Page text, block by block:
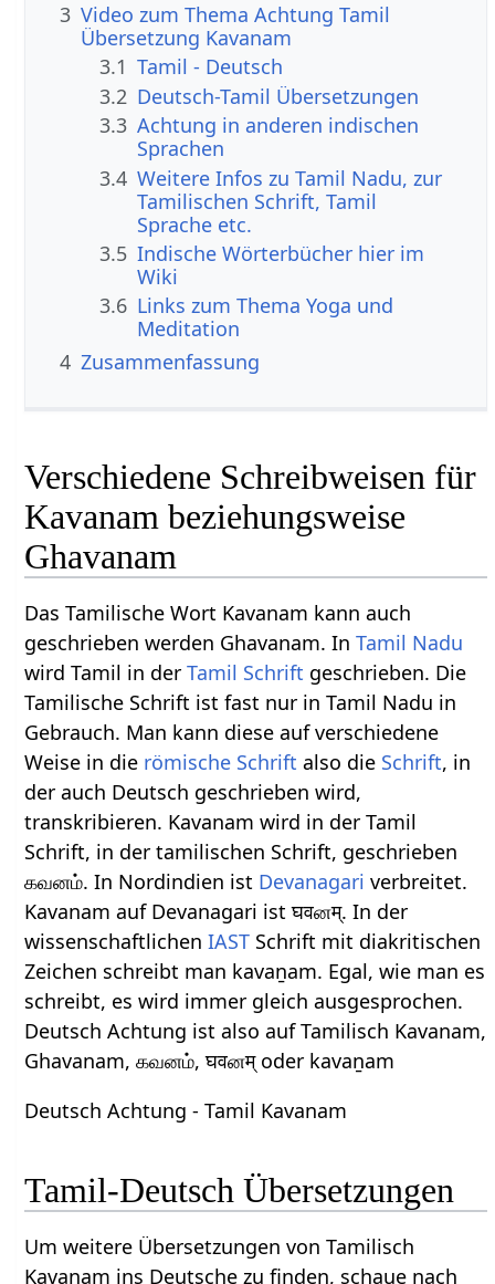
3 Video zum Thema Achtung Tamil
Übersetzung Kavanam
3.1 Tamil - Deutsch
3.2 Deutsch-Tamil Übersetzungen
3.3 Achtung in anderen indischen
Sprachen
3.4 Weitere Infos zu Tamil Nadu, zur
Tamilischen Schrift, Tamil
Sprache etc.
3.5 Indische Wörterbücher hier im
Wiki
3.6 Links zum Thema Yoga und
Meditation
4 Zusammenfassung
Verschiedene Schreibweisen für
Kavanam beziehungsweise
Ghavanam
Das Tamilische Wort Kavanam kann auch
geschrieben werden Ghavanam. InTamil Nadu
wird Tamil in derTamil Schrift geschrieben. Die
Tamilische Schrift ist fast nur in Tamil Nadu in
Gebrauch. Man kann diese auf verschiedene
Weise in die römische Schrift also die Schrift, in
der auch Deutsch geschrieben wird,
transkribieren. Kavanam wird in der Tamil
Schrift, in der tamilischen Schrift, geschrieben
கவனம். In Nordindien ist Devanagari verbreitet.
Kavanam auf Devanagari ist घवனम्. In der
wissenschaftlichenIAST Schrift mit diakritischen
Zeichen schreibt man kavaṉam. Egal, wie man es
schreibt, es wird immer gleich ausgesprochen.
Deutsch Achtung ist also auf Tamilisch Kavanam,
Ghavanam, கவனம், घवனम् oder kavaṉam
Deutsch Achtung - Tamil Kavanam
Tamil-Deutsch Übersetzungen
Um weitere Übersetzungen von Tamilisch
Kavanam ins Deutsche zu finden, schaue nach